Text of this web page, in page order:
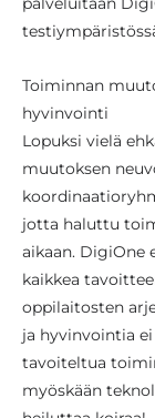
Toiminnan
hyvinvointi
Lopuksi vielä
muutoksen
jotta haluttu
aikaan. DigiOne
kaikkea
oppilaitosten
ja hyvinvointia
tavoiteltua
myöskään